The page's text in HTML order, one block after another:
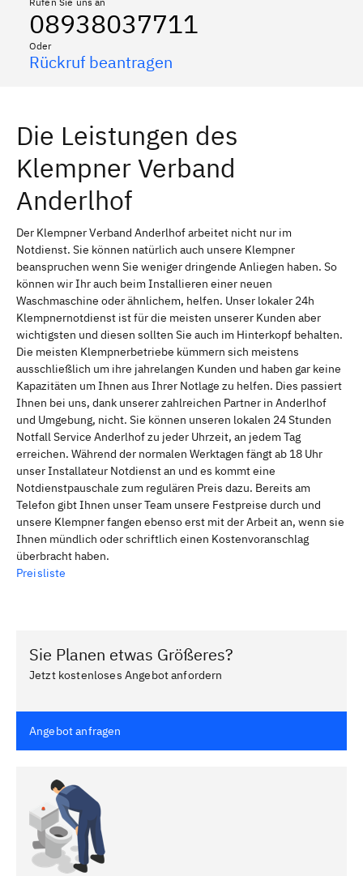
08938037711
Oder
Rückruf beantragen
Die Leistungen des
Klempner Verband
Anderlhof
Der Klempner Verband Anderlhof arbeitet nicht nur im
Notdienst. Sie können natürlich auch unsere Klempner
beanspruchen wenn Sie weniger dringende Anliegen haben. So
können wir Ihr auch beim Installieren einer neuen
Waschmaschine oder ähnlichem, helfen. Unser lokaler 24h
Klempnernotdienst ist für die meisten unserer Kunden aber
wichtigsten und diesen sollten Sie auch im Hinterkopf behalten.
Die meisten Klempnerbetriebe kümmern sich meistens
ausschließlich um ihre jahrelangen Kunden und haben gar keine
Kapazitäten um Ihnen aus Ihrer Notlage zu helfen. Dies passiert
Ihnen bei uns, dank unserer zahlreichen Partner in Anderlhof
und Umgebung, nicht. Sie können unseren lokalen 24 Stunden
Notfall Service Anderlhof zu jeder Uhrzeit, an jedem Tag
erreichen. Während der normalen Werktagen fängt ab 18 Uhr
unser Installateur Notdienst an und es kommt eine
Notdienstpauschale zum regulären Preis dazu. Bereits am
Telefon gibt Ihnen unser Team unsere Festpreise durch und
unsere Klempner fangen ebenso erst mit der Arbeit an, wenn sie
Ihnen mündlich oder schriftlich einen Kostenvoranschlag
überbracht haben.
Preisliste
Sie Planen etwas Größeres?
Jetzt kostenloses Angebot anfordern
Angebot anfragen